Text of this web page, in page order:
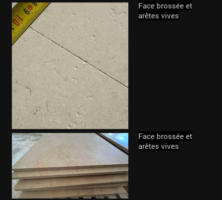
Face brossée et
arêtes vives
Face brossée et
arêtes vives